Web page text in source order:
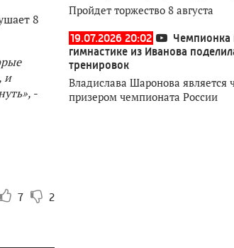
8
и
-
7 2
Пройдет торжество 8 августа
19.07.2026 20:02
Чемпионка
гимнастике из Иванова
тренировок
Владислава Шаронова
призером чемпионата России